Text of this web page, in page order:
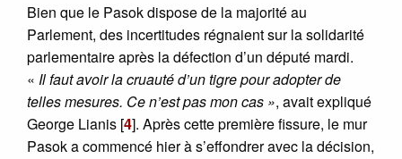
Bien que le Pasok dispose de la majorité au
Parlement, des incertitudes régnaient sur la solidarité
parlementaire après la défection d’un député mardi.
« Il faut avoir la cruauté d’un tigre pour adopter de
telles mesures. Ce n’est pas mon cas », avait expliqué
George Lianis [4]. Après cette première fissure, le mur
Pasok a commencé hier à s’effondrer avec la décision,